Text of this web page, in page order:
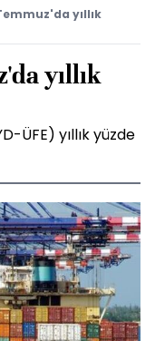
yıllık
yıllık
ÜFE) yıllık yüzde